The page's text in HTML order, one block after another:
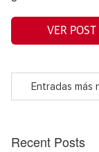
VER POST
Entradas más
Recent Posts